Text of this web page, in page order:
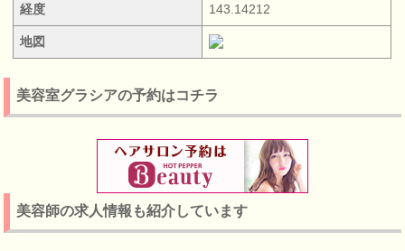
経度 143.14212
地図
美容室グラシアの予約はコチラ
美容師の求人情報も紹介しています